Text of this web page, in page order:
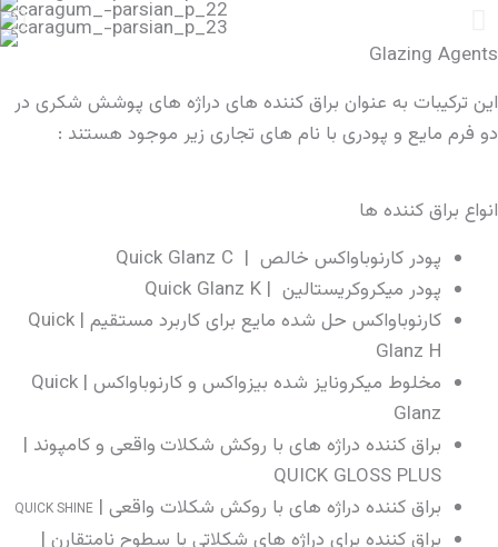
Glazing Agents
این ترکیبات به عنوان براق کننده های دراژه های پوشش شکری در
دو فرم مایع و پودری با نام های تجاری زیر موجود هستند :
انواع براق کننده ها
پودر کارنوباواکس خالص | Quick Glanz C
پودر میکروکریستالین | Quick Glanz K
کارنوباواکس حل شده مایع برای کاربرد مستقیم | Quick
Glanz H
مخلوط میکرونایز شده بیزواکس و کارنوباواکس | Quick
Glanz
براق کننده دراژه های با روکش شکلاتواقعی و کامپوند |
QUICK GLOSS PLUS
براق کننده دراژه های با روکش شکلات واقعی | QUICK SHINE
براق کننده برای دراژه های شکلاتی با سطوح نامتقارن |